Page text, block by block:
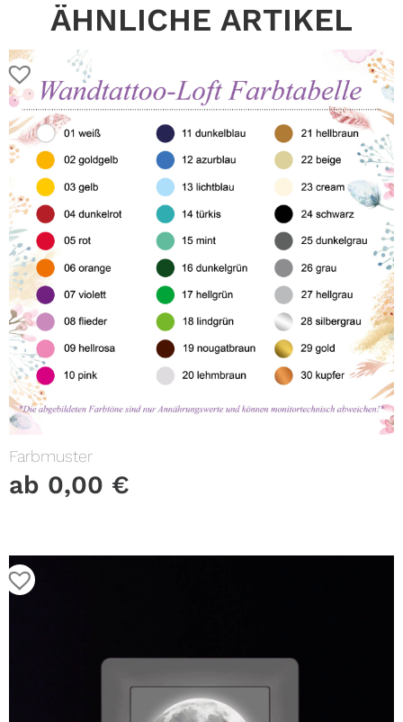
ÄHNLICHE ARTIKEL
Farbmuster
ab 0,00 €